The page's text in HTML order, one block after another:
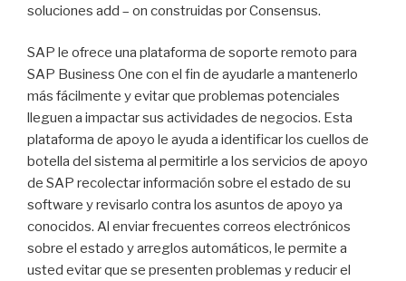
soluciones add – on construidas por Consensus.
SAP le ofrece una plataforma de soporte remoto para
SAP Business One con el fin de ayudarle a mantenerlo
más fácilmente y evitar que problemas potenciales
lleguen a impactar sus actividades de negocios. Esta
plataforma de apoyo le ayuda a identificar los cuellos de
botella del sistema al permitirle a los servicios de apoyo
de SAP recolectar información sobre el estado de su
software y revisarlo contra los asuntos de apoyo ya
conocidos. Al enviar frecuentes correos electrónicos
sobre el estado y arreglos automáticos, le permite a
usted evitar que se presenten problemas y reducir el